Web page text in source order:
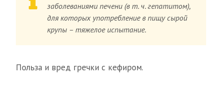
заболеваниями печени (в т. ч. гепатитом),
для которых употребление в пищу сырой
крупы – тяжелое испытание.
Польза и вред гречки с кефиром.